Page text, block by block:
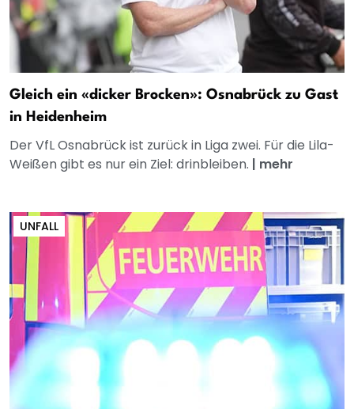
Gleich ein «dicker Brocken»: Osnabrück zu Gast
in Heidenheim
Der VfL Osnabrück ist zurück in Liga zwei. Für die Lila-
Weißen gibt es nur ein Ziel: drinbleiben. | mehr
UNFALL